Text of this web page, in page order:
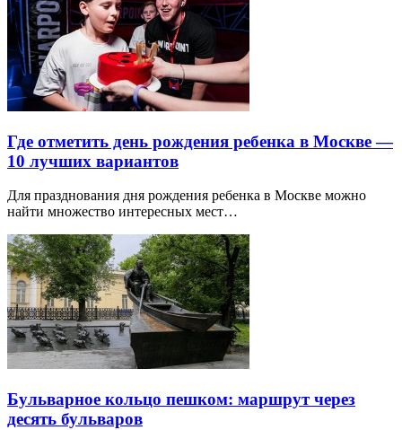
Где отметить день рождения ребенка в Москве —
10 лучших вариантов
Для празднования дня рождения ребенка в Москве можно
найти множество интересных мест…
Бульварное кольцо пешком: маршрут через
десять бульваров